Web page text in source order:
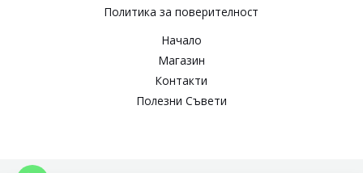
Политика за поверителност​
Начало
Магазин
Контакти
Полезни Съвети